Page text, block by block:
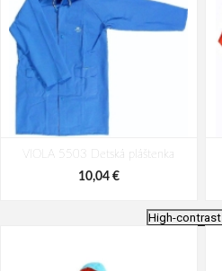
VIOLA 5503 Detská pláštenka
10,04 €
High-